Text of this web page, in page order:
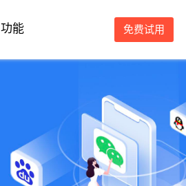
功能 免费试用